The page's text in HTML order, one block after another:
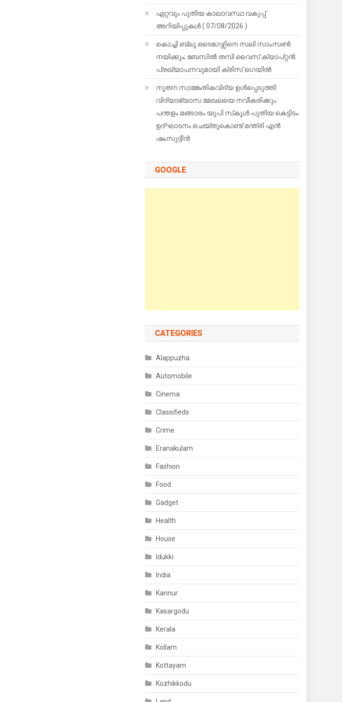
ഏറ്റവും പുതിയ കാലാവസ്ഥ വകുപ്പ്
അറിയിപ്പുകള്‍ ( 07/08/2026 )
കൊച്ചി ബ്ലൂ ടൈഗേഴ്സിനെ സലി സാംസൺ
നയിക്കും; ബേസിൽ തമ്പി വൈസ് ക്യാപ്റ്റൻ:
പ്രഖ്യാപനവുമായി ക്രിസ് ഗെയിൽ
നൂതന സാങ്കേതികവിദ്യ ഉള്‍പ്പെടുത്തി
വിദ്യാഭ്യാസ മേഖലയെ നവീകരിക്കും:
പന്തളം മങ്ങാരം യുപി സ്‌കൂള്‍ പുതിയ കെട്ടിടം
ഉദ്ഘാടനം ചെയ്തുകൊണ്ട് മന്ത്രി എന്‍
ഷംസുദ്ദീന്‍
GOOGLE
CATEGORIES
Alappuzha
Automobile
Cinema
Classifieds
Crime
Eranakulam
Fashion
Food
Gadget
Health
House
Idukki
India
Kannur
Kasargodu
Kerala
Kollam
Kottayam
Kozhikkodu